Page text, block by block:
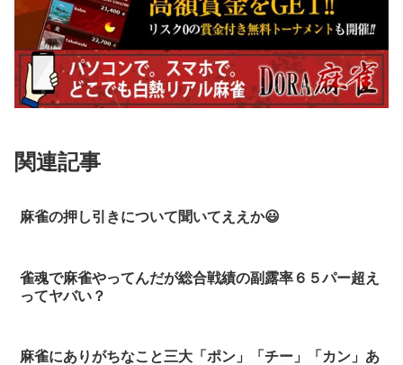
関連記事
麻雀の押し引きについて聞いてええか😃
雀魂で麻雀やってんだが総合戦績の副露率６５パー超え
ってヤバい？
麻雀にありがちなこと三大「ポン」「チー」「カン」あ